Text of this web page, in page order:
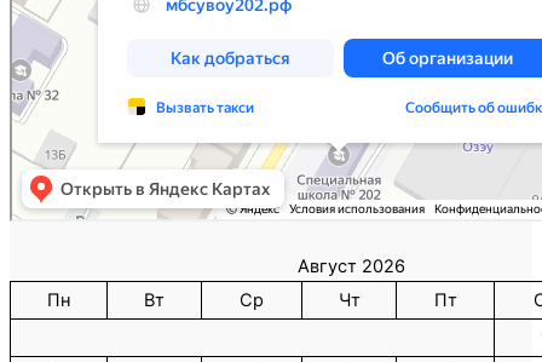
Август 2026
Пн
Вт Ср Чт Пт